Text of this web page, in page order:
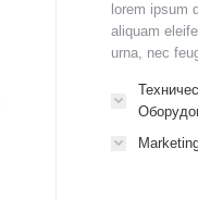
lorem ipsum
aliquam
urna, nec